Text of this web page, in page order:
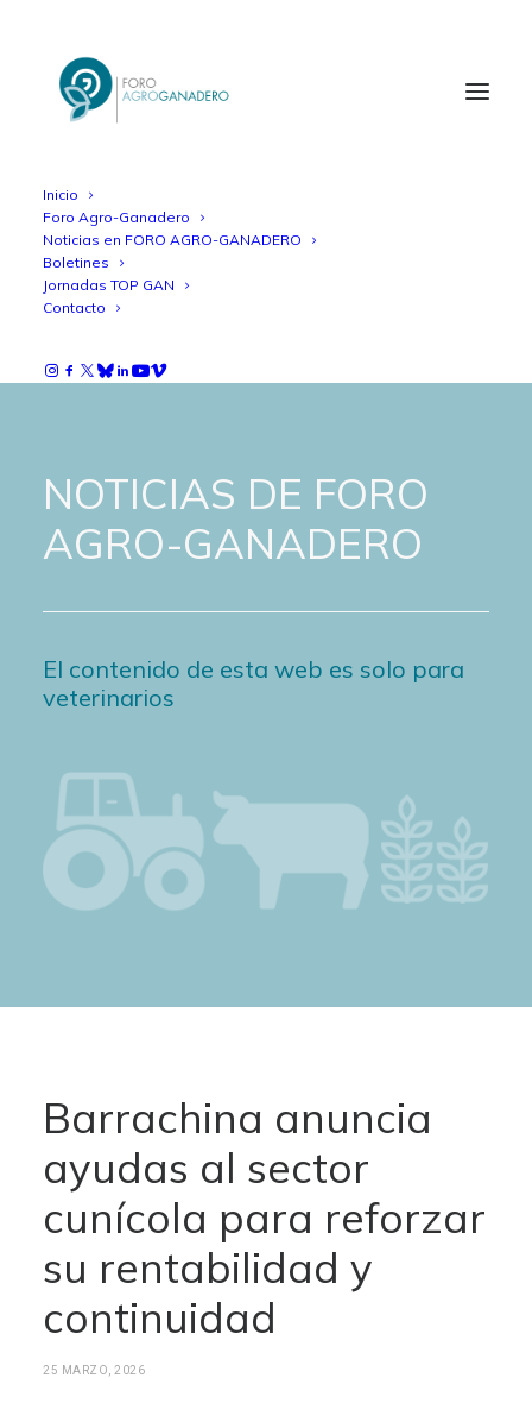
Inicio
Foro Agro-Ganadero
Noticias en FORO AGRO-GANADERO
Boletines
Jornadas TOP GAN
Contacto
NOTICIAS DE FORO
AGRO-GANADERO
El contenido de esta web es solo para
veterinarios
Barrachina anuncia
ayudas al sector
cunícola para reforzar
su rentabilidad y
continuidad
25 MARZO, 2026